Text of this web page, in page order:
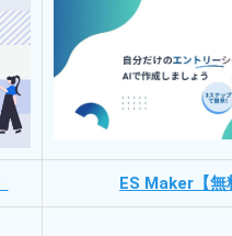
ES Maker【無